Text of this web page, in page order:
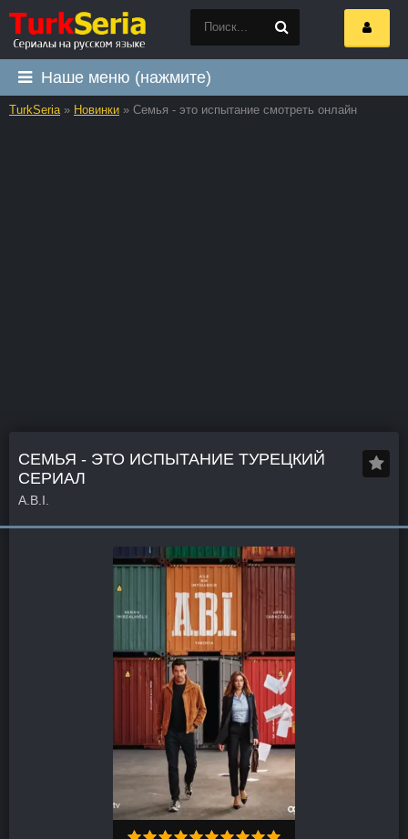
Наше меню (нажмите)
TurkSeria» Новинки » Семья - это испытание смотреть онлайн
СЕМЬЯ - ЭТО ИСПЫТАНИЕ ТУРЕЦКИЙ
СЕРИАЛ
A.B.I.